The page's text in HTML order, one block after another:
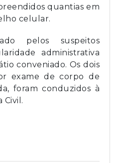
quantias em
celular.
pelos suspeitos
administrativa
conveniado. Os dois
exame de corpo de
foram conduzidos à
Civil.